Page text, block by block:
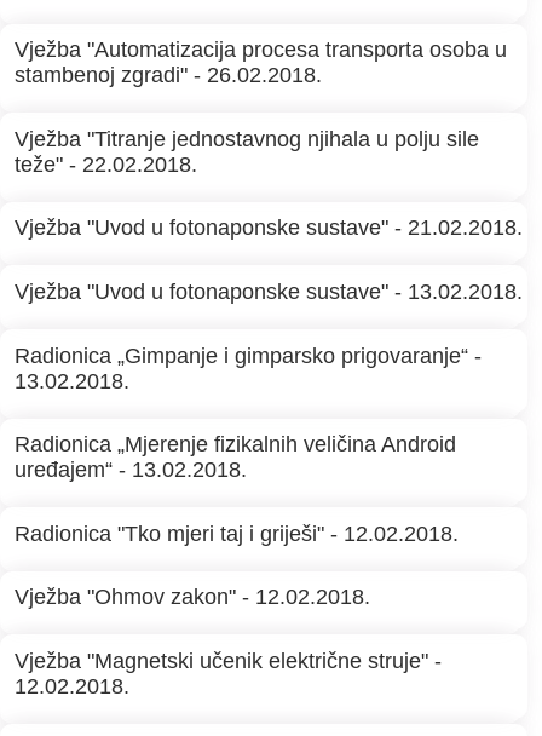
Vježba "Automatizacija procesa transporta osoba u
stambenoj zgradi" - 26.02.2018.
Vježba "Titranje jednostavnog njihala u polju sile
teže" - 22.02.2018.
Vježba "Uvod u fotonaponske sustave" - 21.02.2018.
Vježba "Uvod u fotonaponske sustave" - 13.02.2018.
Radionica „Gimpanje i gimparsko prigovaranje“ -
13.02.2018.
Radionica „Mjerenje fizikalnih veličina Android
uređajem“ - 13.02.2018.
Radionica "Tko mjeri taj i griješi" - 12.02.2018.
Vježba "Ohmov zakon" - 12.02.2018.
Vježba "Magnetski učenik električne struje" -
12.02.2018.